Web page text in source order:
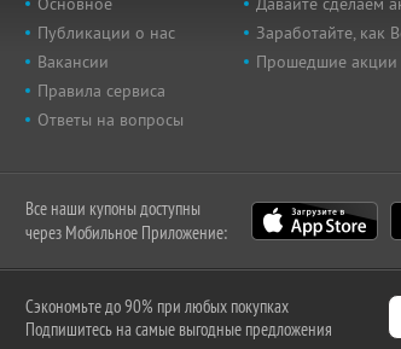
Публикации о нас
Вакансии
Правила сервиса
Ответы на вопросы
Заработайте, как
Прошедшие акции
Все наши купоны доступны
через Мобильное Приложение:
Сэкономьте до 90% при любых покупках
Подпишитесь на самые выгодные предложения